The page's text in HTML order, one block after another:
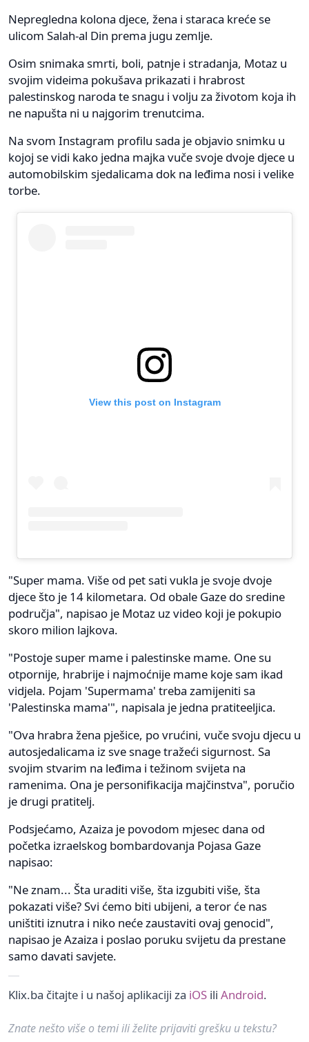
Nepregledna kolona djece, žena i staraca kreće se
ulicom Salah-al Din prema jugu zemlje.
Osim snimaka smrti, boli, patnje i stradanja, Motaz u
svojim videima pokušava prikazati i hrabrost
palestinskog naroda te snagu i volju za životom koja ih
ne napušta ni u najgorim trenutcima.
Na svom Instagram profilu sada je objavio snimku u
kojoj se vidi kako jedna majka vuče svoje dvoje djece u
automobilskim sjedalicama dok na leđima nosi i velike
torbe.
View this post on Instagram
"Super mama. Više od pet sati vukla je svoje dvoje
djece što je 14 kilometara. Od obale Gaze do sredine
područja", napisao je Motaz uz video koji je pokupio
skoro milion lajkova.
"Postoje super mame i palestinske mame. One su
otpornije, hrabrije i najmoćnije mame koje sam ikad
vidjela. Pojam 'Supermama' treba zamijeniti sa
'Palestinska mama'", napisala je jedna pratiteeljica.
"Ova hrabra žena pješice, po vrućini, vuče svoju djecu u
autosjedalicama iz sve snage tražeći sigurnost. Sa
svojim stvarim na leđima i težinom svijeta na
ramenima. Ona je personifikacija majčinstva", poručio
je drugi pratitelj.
Podsjećamo, Azaiza je povodom mjesec dana od
početka izraelskog bombardovanja Pojasa Gaze
napisao:
"Ne znam... Šta uraditi više, šta izgubiti više, šta
pokazati više? Svi ćemo biti ubijeni, a teror će nas
uništiti iznutra i niko neće zaustaviti ovaj genocid",
napisao je Azaiza i poslao poruku svijetu da prestane
samo davati savjete.
Klix.ba čitajte i u našoj aplikaciji za iOS ili Android.
Znate nešto više o temi ili želite prijaviti grešku u tekstu?